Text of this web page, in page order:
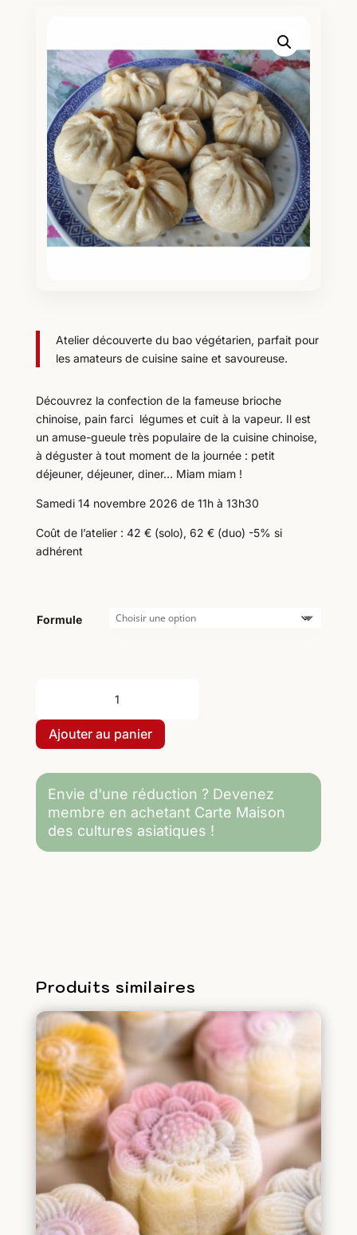
Atelier découverte du bao végétarien, parfait pour
les amateurs de cuisine saine et savoureuse.
Découvrez la confection de la fameuse brioche
chinoise, pain farci légumes et cuit à la vapeur. Il est
un amuse-gueule très populaire de la cuisine chinoise,
à déguster à tout moment de la journée : petit
déjeuner, déjeuner, diner… Miam miam !
Samedi 14 novembre 2026 de 11h à 13h30
Coût de l’atelier : 42 € (solo), 62 € (duo) -5% si
adhérent
Formule
14/11/2026
-
à
13h30
Cuisine
chinoise
Ajouter au panier
Envie d'une réduction ? Devenez
membre en achetant Carte Maison
des cultures asiatiques !
Produits similaires